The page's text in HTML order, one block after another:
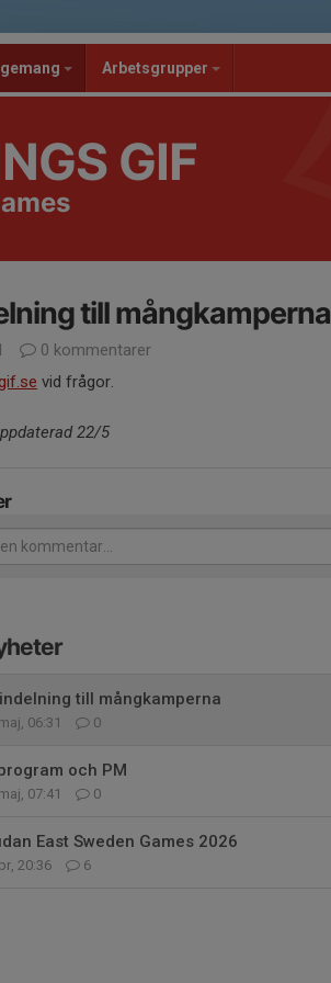
Arbetsgrupper
GIF
till mångkamperna
0 kommentarer
vid frågor.
22/5
till mångkamperna
06:31 0
och PM
07:41 0
East Sweden Games 2026
20:36 6